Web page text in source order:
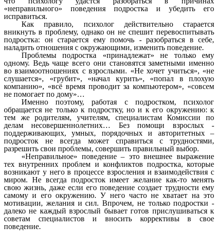
«неправильного» поведения подростка и убедить его
исправиться.
Как правило, психолог действительно старается
вникнуть в проблему, однако он не спешит перевоспитывать
подростка: он старается ему помочь - разобраться в себе,
наладить отношения с окружающими, изменить поведение.
Проблемы подростка «принадлежат» не только ему
одному. Ведь чаще всего они становятся заметными именно
во взаимоотношениях с взрослыми. «Не хочет учиться», «не
слушается», «грубит», «начал курить», «попал в плохую
компанию», «всё время проводит за компьютером», «совсем
не помогает по дому»…
Именно поэтому, работая с подростком, психолог
обращается не только к подростку, но и к его окружению: к
тем же родителям, учителям, специалистам Комиссии по
делам несовершеннолетних… Без помощи взрослых -
поддерживающих, умных, порядочных и авторитетных –
подросток не всегда может справиться с трудностями,
разрешить свои проблемы, совершить правильный выбор.
«Неправильное» поведение – это внешнее выражение
тех внутренних проблем и конфликтов подростка, которые
возникают у него в процессе взросления и взаимодействия с
миром. Не всегда подросток имеет желание как-то менять
свою жизнь, даже если его поведение создает трудности ему
самому и его окружению. У него часто не хватает на это
мотивации, желания и сил. Впрочем, не только подростки -
далеко не каждый взрослый бывает готов прислушиваться к
советам специалистов и вносить коррективы в свое
поведение.